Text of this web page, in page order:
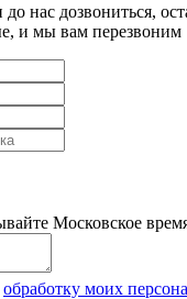
нас дозвониться,
и мы вам перезвоним
Московское
обработку моих